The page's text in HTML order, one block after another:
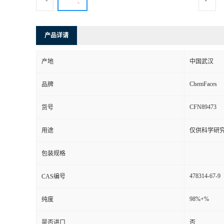
产品详请
产地 中国武汉
品牌 ChemFaces
货号 CFN89473
用途 仅供科学研
包装规格
CAS编号 478314-67-9
纯度 98%+%
是否进口 否